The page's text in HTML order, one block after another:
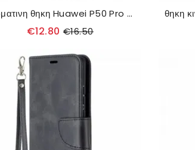
δερματινη θηκη Huawei P50 Pro Γατάκι Από Ψεύτικο Δέρμα
€12.80 €16.50